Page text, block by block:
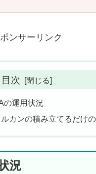
ンサーリンク
目次
の運用状況
カンの積み立てるだけ
況